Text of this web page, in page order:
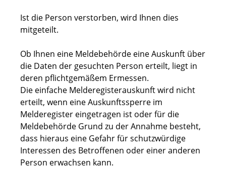
Ist die Person verstorben, wird Ihnen dies
mitgeteilt.
Ob Ihnen eine Meldebehörde eine Auskunft über
die Daten der gesuchten Person erteilt, liegt in
deren pflichtgemäßem Ermessen.
Die einfache Melderegisterauskunft wird nicht
erteilt, wenn eine Auskunftssperre im
Melderegister eingetragen ist oder für die
Meldebehörde Grund zu der Annahme besteht,
dass hieraus eine Gefahr für schutzwürdige
Interessen des Betroffenen oder einer anderen
Person erwachsen kann.